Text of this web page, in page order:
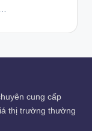
cung cấp
thị trường thường